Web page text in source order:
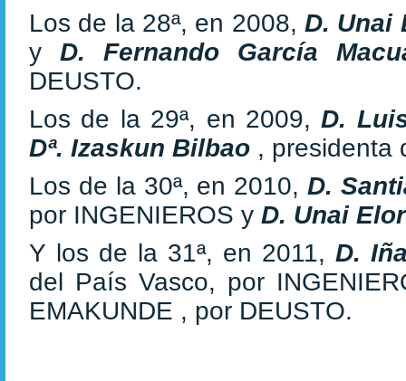
Los de la 28ª, en 2008, D. Unai
y D. Fernando García
DEUSTO.
Los de la 29ª, en 2009,D.
Dª. Izaskun Bilbao , presidenta
Los de la 30ª, en 2010,D.
por INGENIEROS y D. Unai
Y los de la 31ª, en 2011, D.
del País Vasco, por
EMAKUNDE , por DEUSTO.